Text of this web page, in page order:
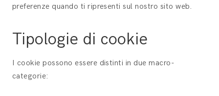
preferenze quando ti ripresenti sul nostro sito web.
Tipologie di cookie
I cookie possono essere distinti in due macro-
categorie: